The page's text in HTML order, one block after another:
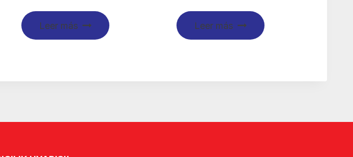
Leer más Leer más